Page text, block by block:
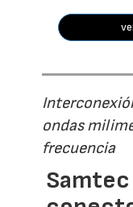
ondas
frecuencia
Samtec